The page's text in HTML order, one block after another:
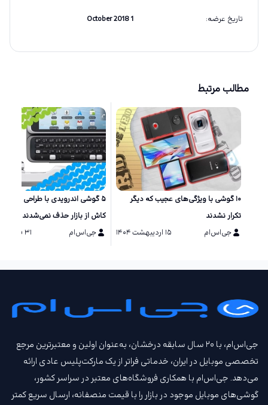
تاریخ عرضه:
1 October 2018
مطالب مرتبط
۱۰ گوشی‌ با ویژگی‌های عجیب که دیگر
تکرار نشدند
جی‌اس‌ام
۱۵ اردیبهشت ۱۴۰۴
۵ گوشی اندرویدی با طراحی خاص
کاش از بازار حذف نمی‌شدند
جی‌اس‌ام
۳۱ فروردین ۱۴۰۴
جی‌اس‌ام، با ۲۰ سال سابقه درخشان، به‌عنوان اولین و معتبرترین مرجع
تخصصی موبایل در ایران، خدماتی فراتر از یک مارکت‌پلیس عادی ارائه
می‌دهد. جی‌اس‌ام با همکاری فروشگاه‌های معتبر در سراسر کشور،
گوشی‌های موبایل موجود در بازار را با قیمت‌ منصفانه، ارسال سریع کمتر